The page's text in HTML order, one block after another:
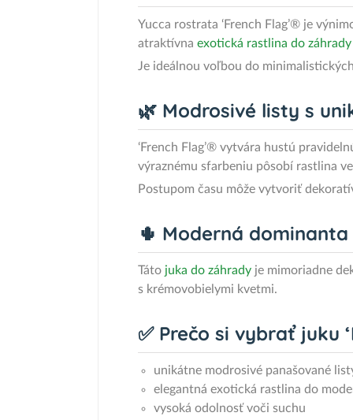
Yucca rostrata ‘French Flag’® je
atraktívna exotická rastlina do záhrady
Je ideálnou voľbou do
🌿 Modrosivé listy s
‘French Flag’® vytvára hustú
výraznému sfarbeniu pôsobí rastlina
Postupom času môže vytvoriť
🌵 Moderná
Táto juka do záhrady je mimoriadne
s krémovobielymi kvetmi.
✅ Prečo si vybrať juku
unikátne modrosivé panašované
elegantná exotická rastlina do
vysoká odolnosť voči suchu